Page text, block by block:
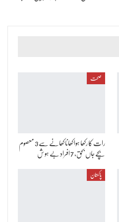
صحت
رات کا رکھا ہوا کھانا کھانے سے 3 معصوم
بچے جاں بحق، 7 افراد بے ہوش
پاکستان